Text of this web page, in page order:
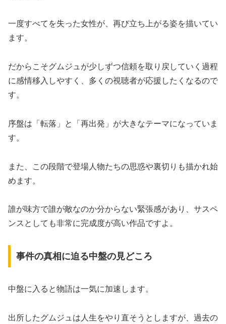
一度すべてを失った女性が、再び立ち上がる姿を描いてい
ます。
だからこそグムジュが少しずつ信頼を取り戻していく過程
に感情移入しやすく、多くの視聴者が応援したくなるので
す。
序盤は「転落」と「再出発」が大きなテーマになっていま
す。
また、この段階で登場人物たちの思惑や裏切りも描かれ始
めます。
誰が味方で誰が敵なのか分からない緊張感があり、サスペ
ンスとしても非常に完成度が高い作品ですよ。
事件の真相に迫る中盤の見どころ
中盤に入ると物語は一気に加速します。
出所したグムジュは人生をやり直そうとしますが、過去の